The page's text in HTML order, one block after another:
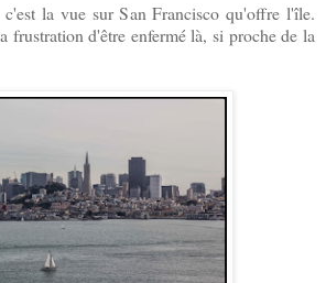
la vue sur San Francisco qu'offre l'île.
frustration d'être enfermé là, si proche de la